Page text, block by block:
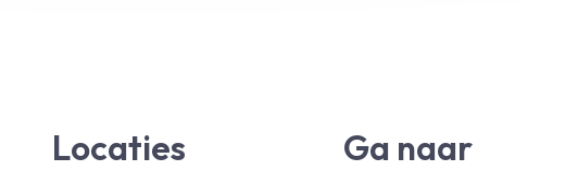
Locaties Ga naar